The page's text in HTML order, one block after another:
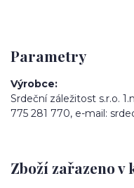
Parametry
Výrobce
Srdeční záležitost s.r.o.
775 281 770, e-mail:
Zboží zařazeno